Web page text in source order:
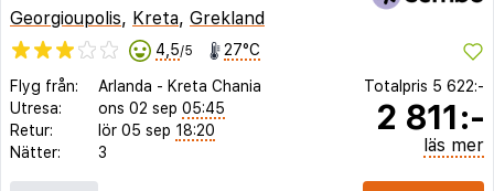
Georgioupolis, Kreta, Grekland
4,5/5 27°C
Flyg från: Arlanda - Kreta Chania
Utresa:
ons 02 sep 05:45
Retur:
lör 05 sep 18:20
Nätter:
3
Totalpris 5 622:-
2 811:-
läs mer